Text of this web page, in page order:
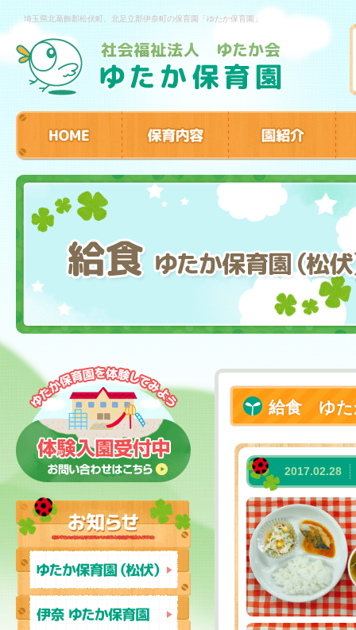
埼玉県北葛飾郡松伏町、北足立郡伊奈町の保育園「ゆたか保育園」
給食 ゆた
2017.02.28